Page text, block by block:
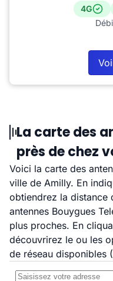
4G
La carte des
près de chez
Voici la carte des
ville de Amilly. En
obtiendrez la distance
antennes Bouygues
plus proches. En
découvrirez le ou les
de réseau disponibles